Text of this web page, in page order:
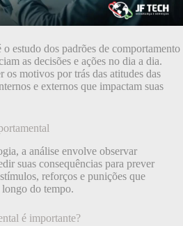
o estudo dos padrões de comportamento
as decisões e ações no dia a dia.
os motivos por trás das atitudes das
e externos que impactam suas
a análise envolve observar
suas consequências para prever
reforços e punições que
do tempo.
é importante?